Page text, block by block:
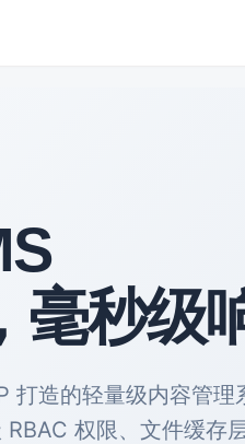
毫秒级
打造的轻量级内容管理
权限、文件缓存